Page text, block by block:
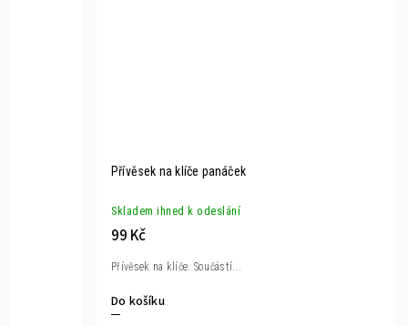
Přívěsek na klíče panáček
Skladem ihned k odeslání
99 Kč
Do košíku
Přívěsek na klíče. Součástí...